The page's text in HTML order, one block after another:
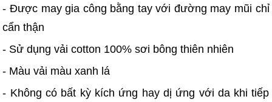
- Được may gia công bằng tay với đường may mũi chỉ
cẩn thận
- Sử dụng vải cotton 100% sơi bông thiên nhiên
- Màu vải màu xanh lá
- Không có bất kỳ kích ứng hay dị ứng với da khi tiếp